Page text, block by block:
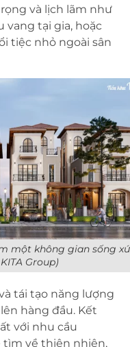
và lịch lãm như
tại gia, hoặc
tiệc nhỏ ngoài sân
một không gian sống
KITA Group)
tái tạo năng lượng
hàng đầu. Kết
với nhu cầu
về thiên nhiên,